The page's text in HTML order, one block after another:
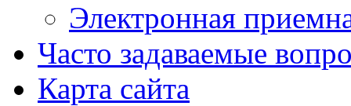
Электронная
Часто задаваемые
Карта сайта